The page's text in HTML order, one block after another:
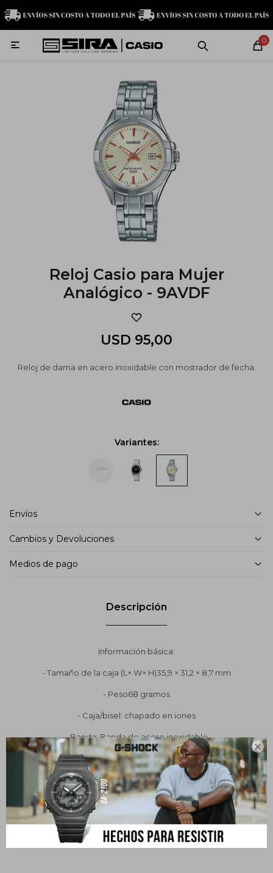

0

Reloj Casio para Mujer
Analógico - 9AVDF
USD 95,00
Reloj de dama en acero inoxidable con mostrador de fecha.
Variantes:
Envíos
Cambios y Devoluciones
Medios de pago
Descripción
Información básica:
- Tamaño de la caja (L× W× H)35,9 × 31,2 × 8,7 mm
- Peso68 gramos
- Caja/bisel: chapado en iones
- Banda: Banda de acero inoxidable
- Cierre triple
- Resistencia al agua de 50 metros
- Fuente de alimentación y duración de la batería: Aprox.
duración de la batería: 3 años en SR626SW
MI CUENTA
Relojes Servicio técnico Contacto